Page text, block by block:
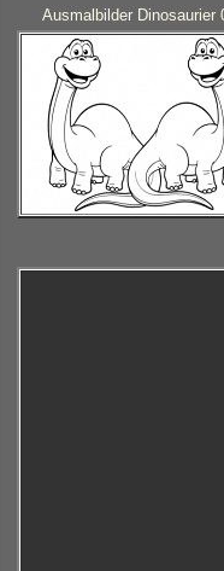
Ausmalbilder Dinosaurier